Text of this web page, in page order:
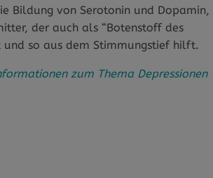
Bildung von Serotonin und Dopamin,
der auch als “Botenstoff des
und so aus dem Stimmungstief hilft.
zum Thema Depressionen